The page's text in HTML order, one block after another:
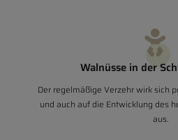
Walnüsse in der
Der regelmäßige Verzehr wirk sich
und auch auf die Entwicklung des
aus.